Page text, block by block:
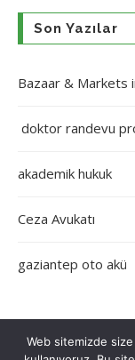
Son Yazılar
Bazaar & Markets
doktor randevu
akademik hukuk
Ceza Avukatı
gaziantep oto akü
Web sitemizde